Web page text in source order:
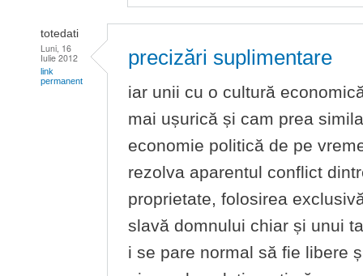
totedati
Luni, 16
Iulie 2012
link
permanent
precizări suplimentare
iar unii cu o cultură
mai ușurică și cam prea
economie politică de pe
rezolva aparentul conflict
proprietate, folosirea
slavă domnului chiar și unui
i se pare normal să fie libere